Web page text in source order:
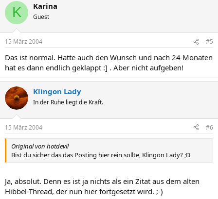
K Karina
Guest
15 März 2004 #5
Das ist normal. Hatte auch den Wunsch und nach 24 Monaten
hat es dann endlich geklappt :] . Aber nicht aufgeben!
Klingon Lady
In der Ruhe liegt die Kraft.
15 März 2004 #6
Original von hotdevil
Bist du sicher das das Posting hier rein sollte, Klingon Lady? ;D
Ja, absolut. Denn es ist ja nichts als ein Zitat aus dem alten
Hibbel-Thread, der nun hier fortgesetzt wird. ;-)